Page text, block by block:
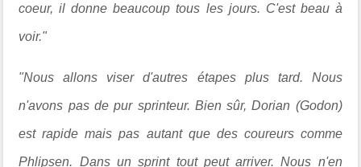
coeur, il donne beaucoup tous les jours. C'est beau à
voir."
"Nous allons viser d'autres étapes plus tard. Nous
n'avons pas de pur sprinteur. Bien sûr, Dorian (Godon)
est rapide mais pas autant que des coureurs comme
Phlipsen. Dans un sprint tout peut arriver. Nous n'en